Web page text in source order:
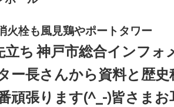
火栓も風見鶏やポートタワー
ち 神戸市総合インフォ
ー長さんから資料と歴史
頑張ります(^_-)皆さま